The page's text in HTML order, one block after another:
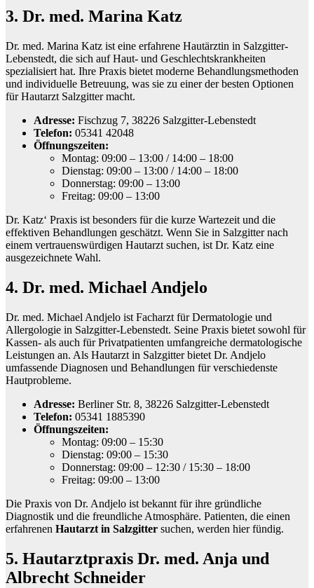
3. Dr. med. Marina Katz
Dr. med. Marina Katz ist eine erfahrene Hautärztin in Salzgitter-
Lebenstedt, die sich auf Haut- und Geschlechtskrankheiten
spezialisiert hat. Ihre Praxis bietet moderne Behandlungsmethoden
und individuelle Betreuung, was sie zu einer der besten Optionen
für Hautarzt Salzgitter macht.
Adresse: Fischzug 7, 38226 Salzgitter-Lebenstedt
Telefon: 05341 42048
Öffnungszeiten:
Montag: 09:00 – 13:00 / 14:00 – 18:00
Dienstag: 09:00 – 13:00 / 14:00 – 18:00
Donnerstag: 09:00 – 13:00
Freitag: 09:00 – 13:00
Dr. Katz‘ Praxis ist besonders für die kurze Wartezeit und die
effektiven Behandlungen geschätzt. Wenn Sie in Salzgitter nach
einem vertrauenswürdigen Hautarzt suchen, ist Dr. Katz eine
ausgezeichnete Wahl.
4. Dr. med. Michael Andjelo
Dr. med. Michael Andjelo ist Facharzt für Dermatologie und
Allergologie in Salzgitter-Lebenstedt. Seine Praxis bietet sowohl für
Kassen- als auch für Privatpatienten umfangreiche dermatologische
Leistungen an. Als Hautarzt in Salzgitter bietet Dr. Andjelo
umfassende Diagnosen und Behandlungen für verschiedenste
Hautprobleme.
Adresse: Berliner Str. 8, 38226 Salzgitter-Lebenstedt
Telefon: 05341 1885390
Öffnungszeiten:
Montag: 09:00 – 15:30
Dienstag: 09:00 – 15:30
Donnerstag: 09:00 – 12:30 / 15:30 – 18:00
Freitag: 09:00 – 13:00
Die Praxis von Dr. Andjelo ist bekannt für ihre gründliche
Diagnostik und die freundliche Atmosphäre. Patienten, die einen
erfahrenen Hautarzt in Salzgitter suchen, werden hier fündig.
5. Hautarztpraxis Dr. med. Anja und
Albrecht Schneider